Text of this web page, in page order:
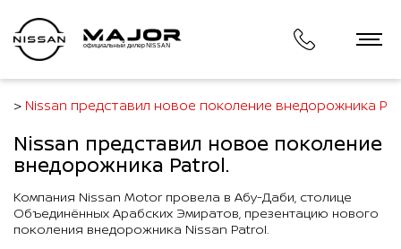
официальный дилер NISSAN
Nissan представил новое поколение внедорожника
Nissan представил новое поколение
внедорожника Patrol.
Компания Nissan Motor провела в Абу-Даби, столице
Объединённых Арабских Эмиратов, презентацию нового
поколения внедорожника Nissan Patrol.